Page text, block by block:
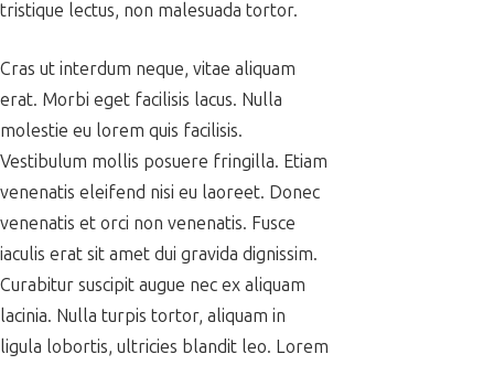
tristique lectus, non malesuada tortor.
Cras ut interdum neque, vitae aliquam
erat. Morbi eget facilisis lacus. Nulla
molestie eu lorem quis facilisis.
Vestibulum mollis posuere fringilla. Etiam
venenatis eleifend nisi eu laoreet. Donec
venenatis et orci non venenatis. Fusce
iaculis erat sit amet dui gravida dignissim.
Curabitur suscipit augue nec ex aliquam
lacinia. Nulla turpis tortor, aliquam in
ligula lobortis, ultricies blandit leo. Lorem